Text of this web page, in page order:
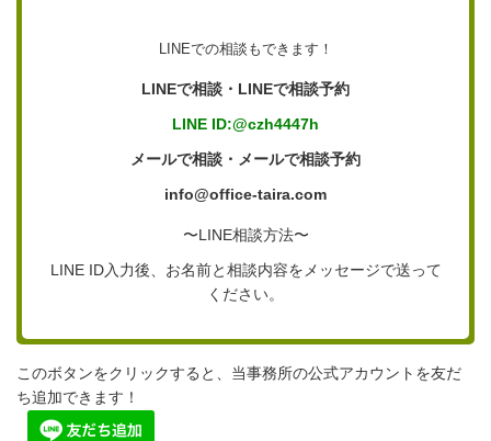
LINEでの相談もできます！
LINEで相談・LINEで相談予約
LINE ID:@czh4447h
メールで相談・メールで相談予約
info@office-taira.com
〜LINE相談方法〜
LINE ID入力後、お名前と相談内容をメッセージで送って
ください。
このボタンをクリックすると、当事務所の公式アカウントを友だ
ち追加できます！